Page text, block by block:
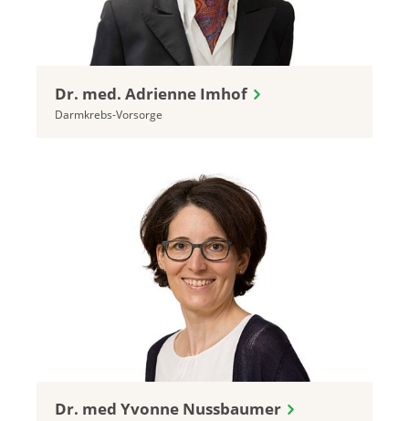
Dr. med. Adrienne Imhof
Darmkrebs-Vorsorge
Dr. med Yvonne Nussbaumer